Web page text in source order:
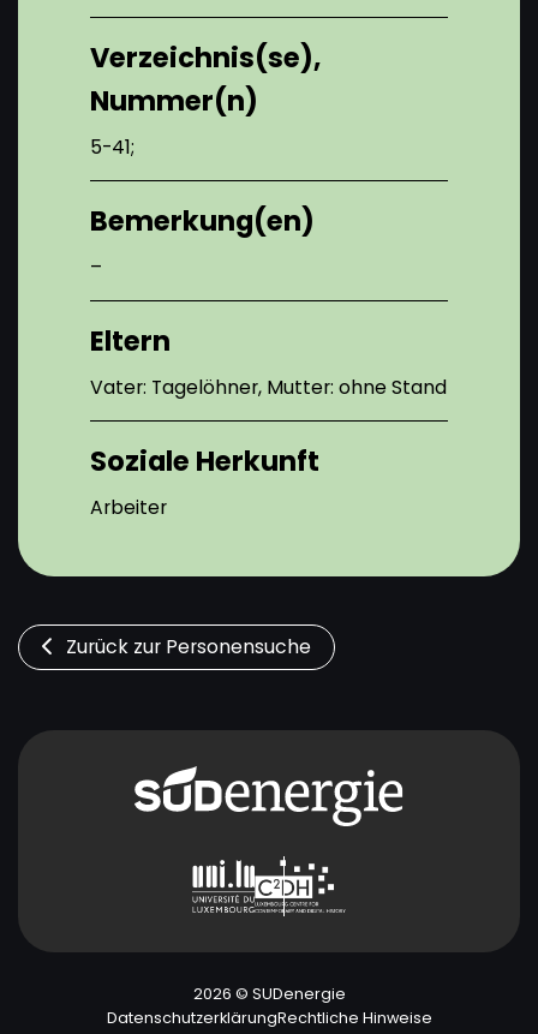
Verzeichnis(se),
Nummer(n)
5-41;
Bemerkung(en)
–
Eltern
Vater: Tagelöhner, Mutter: ohne Stand
Soziale Herkunft
Arbeiter
Zurück zur Personensuche
2026 © SUDenergie
DatenschutzerklärungRechtliche Hinweise